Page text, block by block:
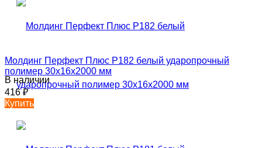
Молдинг Перфект Плюс P182 белый ударопрочный
полимер 30х16х2000 мм
В наличии
416₽
Купить